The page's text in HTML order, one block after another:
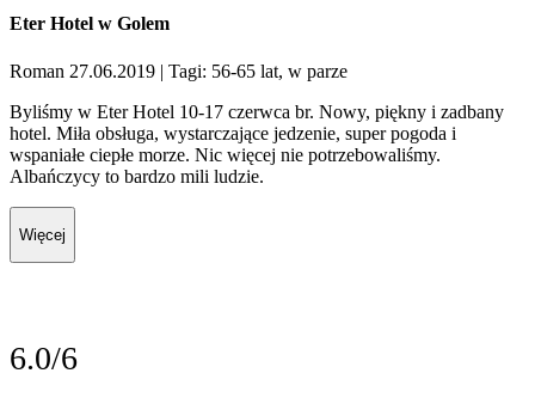
Eter Hotel w Golem
Roman 27.06.2019 | Tagi: 56-65 lat, w parze
Byliśmy w Eter Hotel 10-17 czerwca br. Nowy, piękny i zadbany
hotel. Miła obsługa, wystarczające jedzenie, super pogoda i
wspaniałe ciepłe morze. Nic więcej nie potrzebowaliśmy.
Albańczycy to bardzo mili ludzie.
Więcej
6.0/6